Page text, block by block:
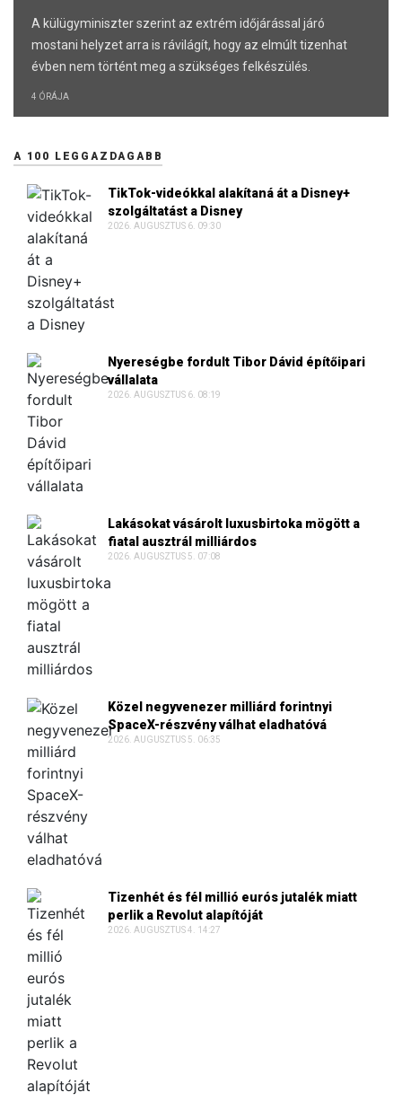
A külügyminiszter szerint az extrém időjárással járó
mostani helyzet arra is rávilágít, hogy az elmúlt tizenhat
évben nem történt meg a szükséges felkészülés.
4 ÓRÁJA
A 100 LEGGAZDAGABB
TikTok-videókkal alakítaná át a Disney+
szolgáltatást a Disney
2026. AUGUSZTUS 6. 09:30
Nyereségbe fordult Tibor Dávid építőipari
vállalata
2026. AUGUSZTUS 6. 08:19
Lakásokat vásárolt luxusbirtoka mögött a
fiatal ausztrál milliárdos
2026. AUGUSZTUS 5. 07:08
Közel negyvenezer milliárd forintnyi
SpaceX-részvény válhat eladhatóvá
2026. AUGUSZTUS 5. 06:35
Tizenhét és fél millió eurós jutalék miatt
perlik a Revolut alapítóját
2026. AUGUSZTUS 4. 14:27